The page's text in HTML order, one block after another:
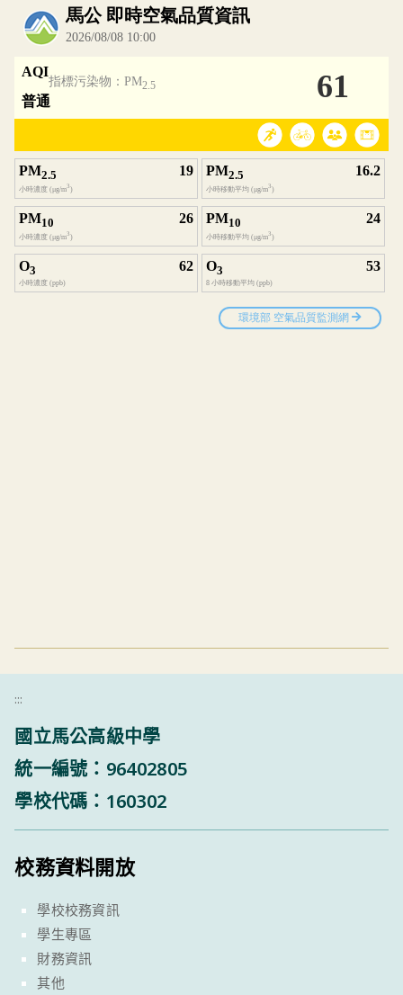
內嵌空氣品質小工具為視覺預覽，完整即時空
:::
國立馬公高級中學
統一編號：96402805
學校代碼：160302
校務資料開放
學校校務資訊
學生專區
財務資訊
其他